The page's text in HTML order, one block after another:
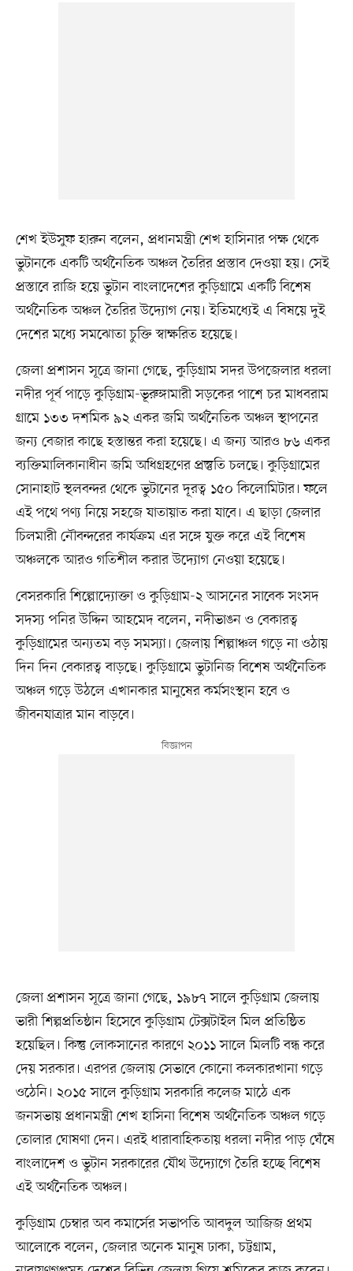
শেখ ইউসুফ হারুন বলেন, প্রধানমন্ত্রী শেখ হাসিনার পক্ষ থেকে
ভুটানকে একটি অর্থনৈতিক অঞ্চল তৈরির প্রস্তাব দেওয়া হয়। সেই
প্রস্তাবে রাজি হয়ে ভুটান বাংলাদেশের কুড়িগ্রামে একটি বিশেষ
অর্থনৈতিক অঞ্চল তৈরির উদ্যোগ নেয়। ইতিমধ্যেই এ বিষয়ে দুই
দেশের মধ্যে সমঝোতা চুক্তি স্বাক্ষরিত হয়েছে।
জেলা প্রশাসন সূত্রে জানা গেছে, কুড়িগ্রাম সদর উপজেলার ধরলা
নদীর পূর্ব পাড়ে কুড়িগ্রাম-ভূরুঙ্গামারী সড়কের পাশে চর মাধবরাম
গ্রামে ১৩৩ দশমিক ৯২ একর জমি অর্থনৈতিক অঞ্চল স্থাপনের
জন্য বেজার কাছে হস্তান্তর করা হয়েছে। এ জন্য আরও ৮৬ একর
ব্যক্তিমালিকানাধীন জমি অধিগ্রহণের প্রস্তুতি চলছে। কুড়িগ্রামের
সোনাহাট স্থলবন্দর থেকে ভুটানের দূরত্ব ১৫০ কিলোমিটার। ফলে
এই পথে পণ্য নিয়ে সহজে যাতায়াত করা যাবে। এ ছাড়া জেলার
চিলমারী নৌবন্দরের কার্যক্রম এর সঙ্গে যুক্ত করে এই বিশেষ
অঞ্চলকে আরও গতিশীল করার উদ্যোগ নেওয়া হয়েছে।
বেসরকারি শিল্পোদ্যোক্তা ও কুড়িগ্রাম-২ আসনের সাবেক সংসদ
সদস্য পনির উদ্দিন আহমেদ বলেন, নদীভাঙন ও বেকারত্ব
কুড়িগ্রামের অন্যতম বড় সমস্যা। জেলায় শিল্পাঞ্চল গড়ে না ওঠায়
দিন দিন বেকারত্ব বাড়ছে। কুড়িগ্রামে ভুটানিজ বিশেষ অর্থনৈতিক
অঞ্চল গড়ে উঠলে এখানকার মানুষের কর্মসংস্থান হবে ও
জীবনযাত্রার মান বাড়বে।
জেলা প্রশাসন সূত্রে জানা গেছে, ১৯৮৭ সালে কুড়িগ্রাম জেলায়
ভারী শিল্পপ্রতিষ্ঠান হিসেবে কুড়িগ্রাম টেক্সটাইল মিল প্রতিষ্ঠিত
হয়েছিল। কিন্তু লোকসানের কারণে ২০১১ সালে মিলটি বন্ধ করে
দেয় সরকার। এরপর জেলায় সেভাবে কোনো কলকারখানা গড়ে
ওঠেনি। ২০১৫ সালে কুড়িগ্রাম সরকারি কলেজ মাঠে এক
জনসভায় প্রধানমন্ত্রী শেখ হাসিনা বিশেষ অর্থনৈতিক অঞ্চল গড়ে
তোলার ঘোষণা দেন। এরই ধারাবাহিকতায় ধরলা নদীর পাড় ঘেঁষে
বাংলাদেশ ও ভুটান সরকারের যৌথ উদ্যোগে তৈরি হচ্ছে বিশেষ
এই অর্থনৈতিক অঞ্চল।
কুড়িগ্রাম চেম্বার অব কমার্সের সভাপতি আবদুল আজিজ প্রথম
আলোকে বলেন, জেলার অনেক মানুষ ঢাকা, চট্টগ্রাম,